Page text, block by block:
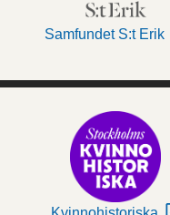
Samfundet S:t Erik